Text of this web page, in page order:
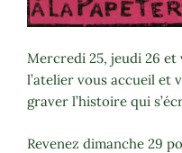
Mercredi 25, jeudi 26 et
l’atelier vous accueil
graver l’histoire qui
Revenez dimanche 29